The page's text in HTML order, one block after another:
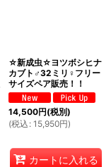
☆新成虫☆ヨツボシヒナ
カブト♂32ミリ♀フリー
サイズペア販売！！
14,500円(税別)
(税込 : 15,950円)
カートに入れる